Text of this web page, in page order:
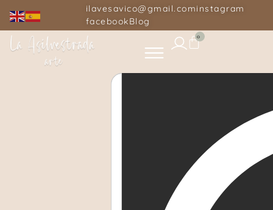
ilavesavico@gmail.cominstagram
facebookBlog
0